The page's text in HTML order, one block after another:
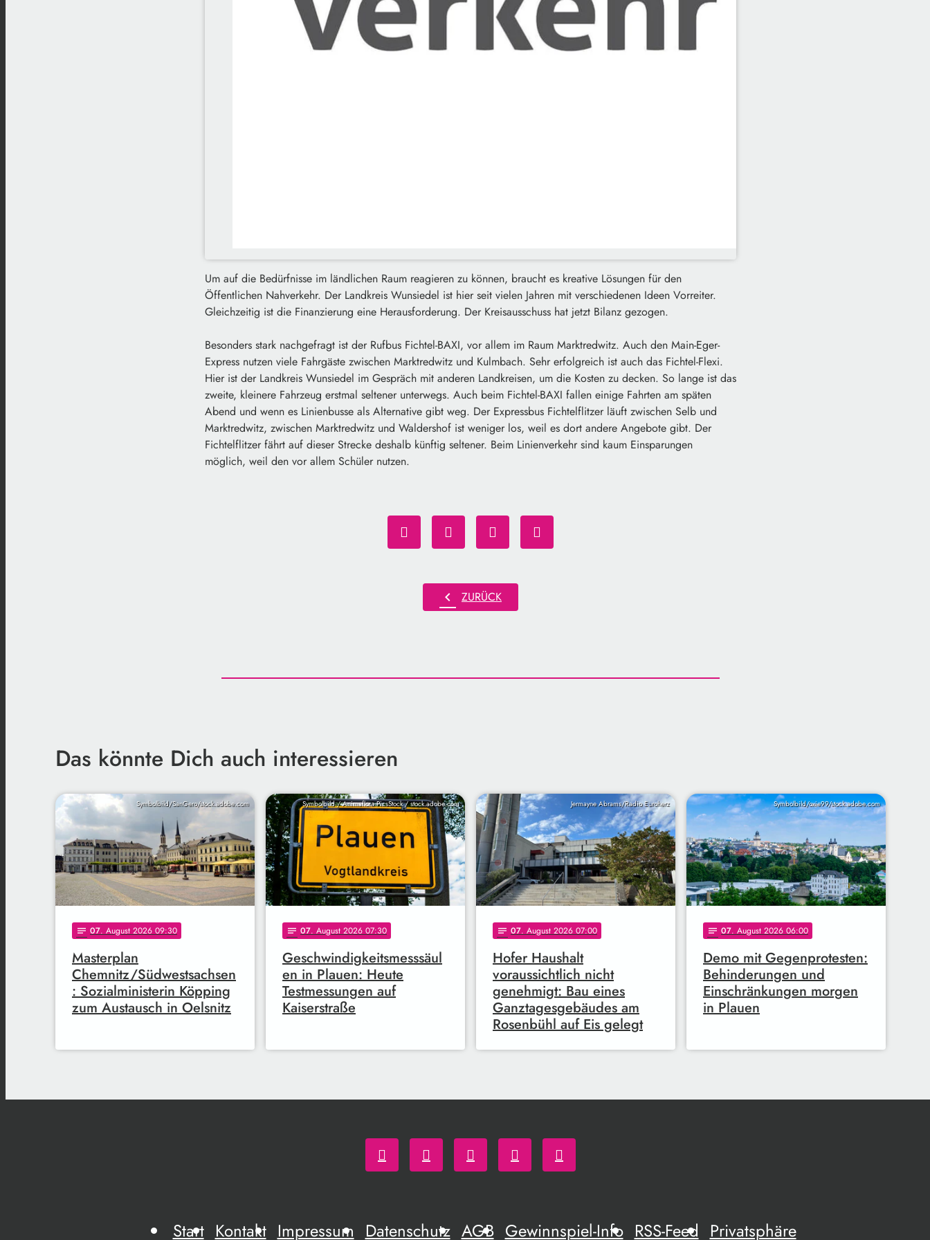
Um auf die Bedürfnisse im ländlichen Raum reagieren zu können, braucht es kreative Lösungen für den
Öffentlichen Nahverkehr. Der Landkreis Wunsiedel ist hier seit vielen Jahren mit verschiedenen Ideen Vorreiter.
Gleichzeitig ist die Finanzierung eine Herausforderung. Der Kreisausschuss hat jetzt Bilanz gezogen.
Besonders stark nachgefragt ist der Rufbus Fichtel-BAXI, vor allem im Raum Marktredwitz. Auch den Main-Eger-
Express nutzen viele Fahrgäste zwischen Marktredwitz und Kulmbach. Sehr erfolgreich ist auch das Fichtel-Flexi.
Hier ist der Landkreis Wunsiedel im Gespräch mit anderen Landkreisen, um die Kosten zu decken. So lange ist das
zweite, kleinere Fahrzeug erstmal seltener unterwegs. Auch beim Fichtel-BAXI fallen einige Fahrten am späten
Abend und wenn es Linienbusse als Alternative gibt weg. Der Expressbus Fichtelflitzer läuft zwischen Selb und
Marktredwitz, zwischen Marktredwitz und Waldershof ist weniger los, weil es dort andere Angebote gibt. Der
Fichtelflitzer fährt auf dieser Strecke deshalb künftig seltener. Beim Linienverkehr sind kaum Einsparungen
möglich, weil den vor allem Schüler nutzen.
chevron_left ZURÜCK
Das könnte Dich auch interessieren
Symbolbild/SanGero/stock.adobe.com
notes 07. August 2026 09:30
Masterplan
Chemnitz/Südwestsachsen
: Sozialministerin Köpping
zum Austausch in Oelsnitz
Symbolbild / Animaflora PicsStock / stock.adobe.com
notes 07. August 2026 07:30
Geschwindigkeitsmesssäul
en in Plauen: Heute
Testmessungen auf
Kaiserstraße
Jermayne Abrams/Radio Euroherz
notes 07. August 2026 07:00
Hofer Haushalt
voraussichtlich nicht
genehmigt: Bau eines
Ganztagesgebäudes am
Rosenbühl auf Eis gelegt
Symbolbild/oxie99/stock.adobe.com
notes 07. August 2026 06:00
Demo mit Gegenprotesten:
Behinderungen und
Einschränkungen morgen
in Plauen
Start Kontakt Impressum Datenschutz AGB Gewinnspiel-Info RSS-Feed Privatsphäre